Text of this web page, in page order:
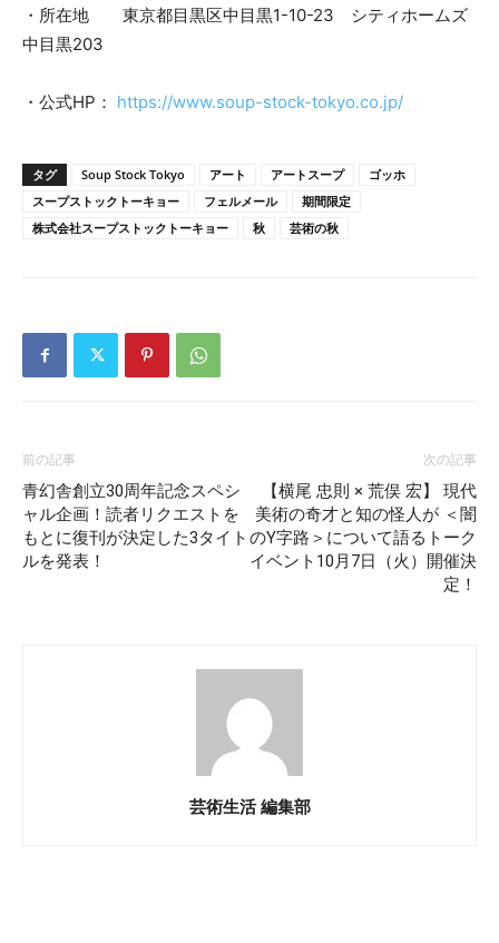
・所在地 東京都目黒区中目黒1-10-23 シティホームズ
中目黒203
・公式HP： https://www.soup-stock-tokyo.co.jp/
タグ Soup Stock Tokyo アート アートスープ
ゴッホ
スープストックトーキョー
フェルメール
期間限定
株式会社スープストックトーキョー
秋 芸術の秋
前の記事
青幻舎創立30周年記念スペシ
ャル企画！読者リクエストを
もとに復刊が決定した3タイト
ルを発表！
次の記事
【横尾 忠則 × 荒俣 宏】 現代
美術の奇才と知の怪人が ＜闇
のY字路＞について語るトーク
イベント10月7日（火）開催決
定！
芸術生活 編集部